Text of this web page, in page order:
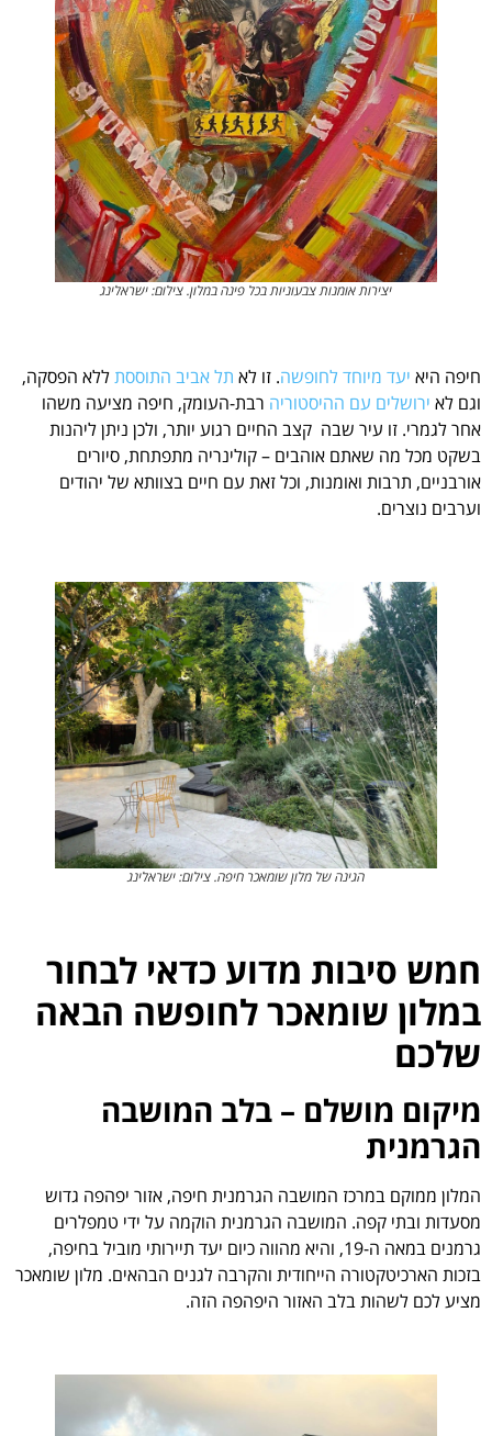
יצירות אומנות צבעוניות בכל פינה במלון. צילום: ישראלינג
חיפה היא יעד מיוחד לחופשה. זו לא תל אביב התוססתללא הפסקה,
וגם לא ירושלים עם ההיסטוריה רבת-העומק, חיפה מציעה משהו
אחר לגמרי. זו עיר שבה קצב החיים רגוע יותר, ולכן ניתן ליהנות
בשקט מכל מה שאתם אוהבים – קולינריה מתפתחת, סיורים
אורבניים, תרבות ואומנות, וכל זאת עם חיים בצוותא של יהודים
וערבים נוצרים.
הגינה של מלון שומאכר חיפה. צילום: ישראלינג
חמש סיבות מדוע כדאי לבחור
במלון שומאכר לחופשה הבאה
שלכם
מיקום מושלם – בלב המושבה
הגרמנית
המלון ממוקם במרכז המושבה הגרמנית חיפה, אזור יפהפה גדוש
מסעדות ובתי קפה. המושבה הגרמנית הוקמה על ידי טמפלרים
גרמנים במאה ה-19, והיא מהווה כיום יעד תיירותי מוביל בחיפה,
בזכות הארכיטקטורה הייחודית והקרבה לגנים הבהאים. מלון שומאכר
מציע לכם לשהות בלב האזור היפהפה הזה.